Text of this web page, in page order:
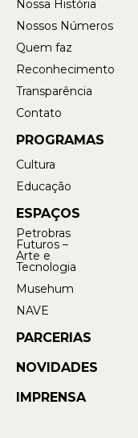
Nossa História
Nossos Números
Quem faz
Reconhecimento
Transparência
Contato
PROGRAMAS
Cultura
Educação
ESPAÇOS
Petrobras
Futuros –
Arte e
Tecnologia
Musehum
NAVE
PARCERIAS
NOVIDADES
IMPRENSA